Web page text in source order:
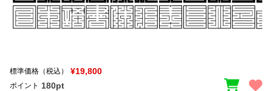
標準価格（税込） ¥19,800
ポイント 180pt